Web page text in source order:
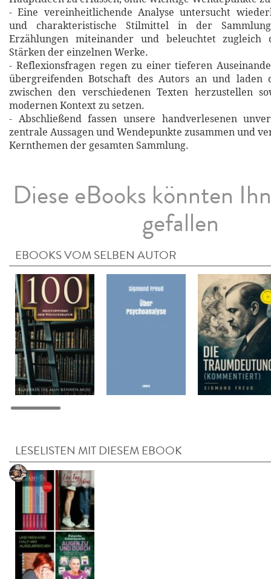
- Eine vereinheitlichende Analyse untersucht
und charakteristische Stilmittel in der
Erzählungen miteinander und beleuchtet zugleich
Stärken der einzelnen Werke.
- Reflexionsfragen regen zu einer tieferen
übergreifenden Botschaft des Autors an und laden
zwischen den verschiedenen Texten herzustellen
modernen Kontext zu setzen.
- Abschließend fassen unsere handverlesenen
zentrale Aussagen und Wendepunkte zusammen und
Kernthemen der gesamten Sammlung.
Diese eBooks könnten
gefallen
EBOOKS VOM SELBEN AUTOR
LESELISTEN MIT DIESEM EBOOK